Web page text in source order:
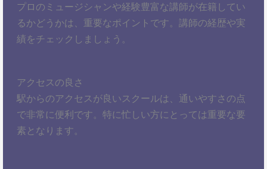
プロのミュージシャンや経験豊富な講師が在籍してい
るかどうかは、重要なポイントです。講師の経歴や実
績をチェックしましょう。
アクセスの良さ
駅からのアクセスが良いスクールは、通いやすさの点
で非常に便利です。特に忙しい方にとっては重要な要
素となります。